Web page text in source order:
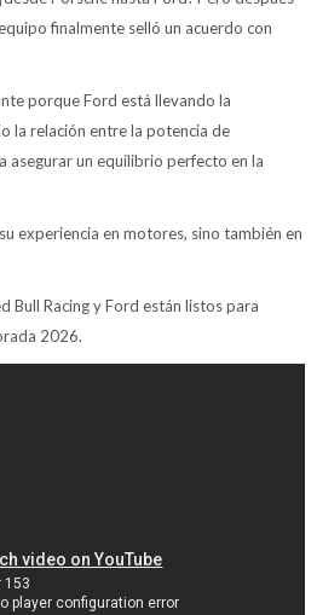
finalmente selló un acuerdo con
porque Ford está llevando la
la relación entre la potencia de
asegurar un equilibrio perfecto en la
experiencia en motores, sino también en
Bull Racing y Ford están listos para
2026.